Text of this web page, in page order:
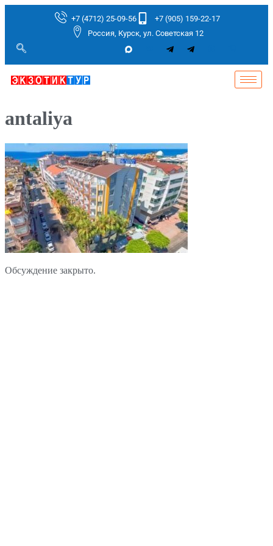
+7 (4712) 25-09-56
+7 (905) 159-22-17
Россия, Курск, ул. Советская 12
antaliya
Обсуждение закрыто.